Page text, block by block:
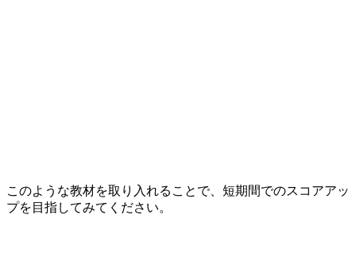
このような教材を取り入れることで、短期間でのスコアアッ
プを目指してみてください。